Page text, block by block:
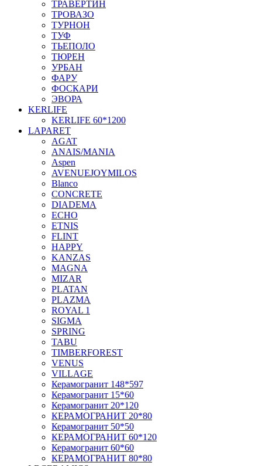
ТРАВЕРТИН
ТРОВАЗО
ТУРНОН
ТУФ
ТЬЕПОЛО
ТЮРЕН
УРБАН
ФАРУ
ФОСКАРИ
ЭВОРА
KERLIFE
KERLIFE 60*1200
LAPARET
AGAT
ANAIS/MANIA
Aspen
AVENUEJOYMILOS
Blanco
CONCRETE
DIADEMA
ECHO
ETNIS
FLINT
HAPPY
KANZAS
MAGNA
MIZAR
PLATAN
PLAZMA
ROYAL 1
SIGMA
SPRING
TABU
TIMBERFOREST
VENUS
VILLAGE
Керамогранит 148*597
Керамогранит 15*60
Керамогранит 20*120
КЕРАМОГРАНИТ 20*80
Керамогранит 50*50
КЕРАМОГРАНИТ 60*120
Керамогранит 60*60
КЕРАМОГРАНИТ 80*80